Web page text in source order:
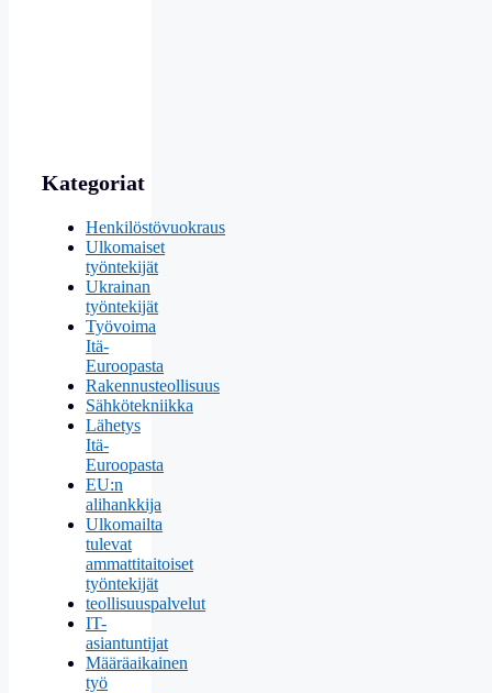
Kategoriat
Henkilöstövuokraus
Ulkomaiset
työntekijät
Ukrainan
työntekijät
Työvoima
Itä-
Euroopasta
Rakennusteollisuus
Sähkötekniikka
Lähetys
Itä-
Euroopasta
EU:n
alihankkija
Ulkomailta
tulevat
ammattitaitoiset
työntekijät
teollisuuspalvelut
IT-
asiantuntijat
Määräaikainen
työ